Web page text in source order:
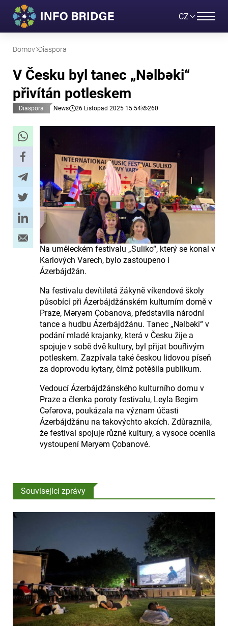
CZ
Domov Diaspora
V Česku byl tanec „Nəlbəki“
přivítán potleskem
Diaspora News 26 Listopad 2025 15:54 260
Na uměleckém festivalu „Suliko“, který se konal v
Karlových Varech, bylo zastoupeno i
Ázerbájdžán.
Na festivalu devítiletá žákyně víkendové školy
působící při Ázerbájdžánském kulturním domě v
Praze, Məryəm Çobanova, představila národní
tance a hudbu Ázerbájdžánu. Tanec „Nəlbəki“ v
podání mladé krajanky, která v Česku žije a
spojuje v sobě dvě kultury, byl přijat bouřlivým
potleskem. Zazpívala také českou lidovou píseň
za doprovodu kytary, čímž potěšila publikum.
Vedoucí Ázerbájdžánského kulturního domu v
Praze a členka poroty festivalu, Leyla Begim
Cəfərova, poukázala na význam účasti
Ázerbájdžánu na takovýchto akcích. Zdůraznila,
že festival spojuje různé kultury, a vysoce ocenila
vystoupení Məryəm Çobanové.
Související zprávy